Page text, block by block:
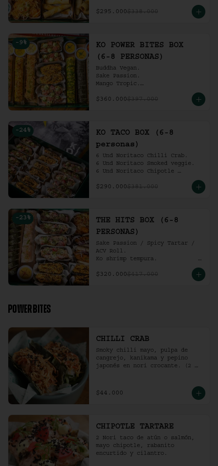
3 Und Cha Siu Roll.
Gochujang Ribs.
$295.000$338.000
- 9%
KO POWER BITES BOX
(6-8 PERSONAS)
Buddha Vegan.
Sake Passion.
Mango Tropic.
Dragon.
2 Und Noritaco Chilli Crab.
(6-8 personas).
$360.000$397.000
-24 %
KO TACO BOX (6-8
personas)
6 Und Noritaco Chilli Crab.
6 Und Noritaco Smoked veggie.
6 Und Noritaco Chipotle
$290.000$381.000
-23 %
THE HITS BOX (6-8
PERSONAS)
Sake Passion / Spicy Tartar /
ACV Roll.
Ko shrimp tempura.
Tartare.
4 Und Noritaco Chilli Crab.
$320.000$417.000
POWER BITES
CHILLI CRAB
Smoky chilli mayo, pulpa de
cangrejo, kanikama y pepino
japonés en nori crocante. (2
$44.000
CHIPOTLE TARTARE
2 Nori taco de atún o salmón,
mayo chipotle, rabanito
encurtido y cilantro.